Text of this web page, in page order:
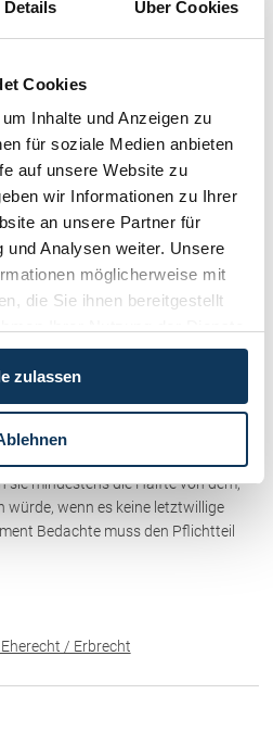
Details Über Cookies
Cookies
Inhalte und Anzeigen zu
für soziale Medien anbieten
auf unsere Website zu
wir Informationen zu Ihrer
an unsere Partner für
und Analysen weiter. Unsere
möglicherweise mit
die Sie ihnen bereitgestellt
zulassen
DNA-Probe, kann seine biologische
dass der Antragsgegner sein Vater
sich im Verfahren beharrlich, an
seiner biologischen
/ Erbrecht
auf den
Personen haben Anspruch auf
sie mindestens die Hälfte von dem,
würde, wenn es keine letztwillige
Bedachte muss den Pflichtteil
/ Erbrecht